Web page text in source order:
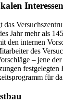
Jahr mehr als
den internen
des
– jene
für